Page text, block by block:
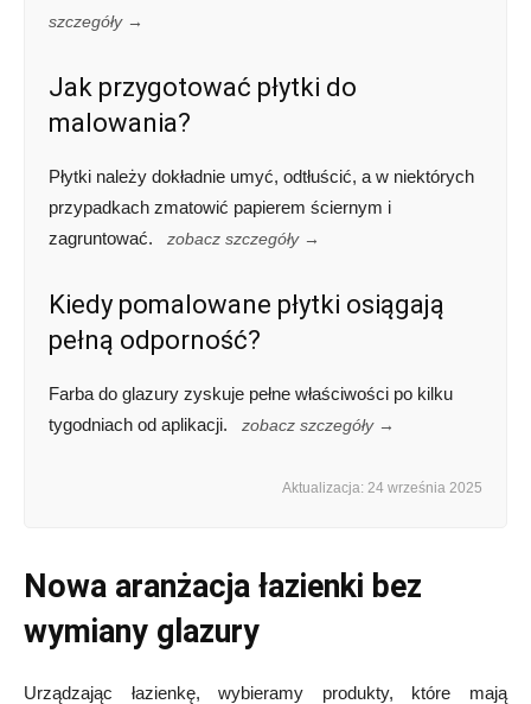
szczegóły →
Jak przygotować płytki do
malowania?
Płytki należy dokładnie umyć, odtłuścić, a w niektórych
przypadkach zmatowić papierem ściernym i
zagruntować.
zobacz szczegóły →
Kiedy pomalowane płytki osiągają
pełną odporność?
Farba do glazury zyskuje pełne właściwości po kilku
tygodniach od aplikacji.
zobacz szczegóły →
Aktualizacja: 24 września 2025
Nowa aranżacja łazienki bez
wymiany glazury
Urządzając łazienkę, wybieramy produkty, które mają